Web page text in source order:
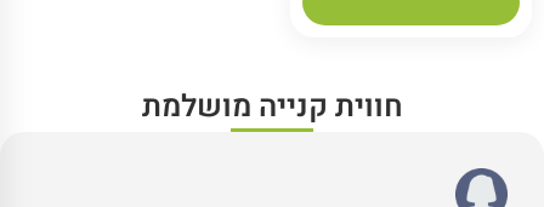
חווית קנייה מושלמת